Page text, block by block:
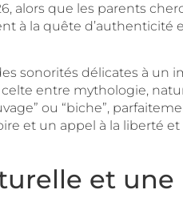
alors que les parents
à la quête d’authenticité
sonorités délicates à un
entre mythologie,
ou “biche”,
et un appel à la liberté
et